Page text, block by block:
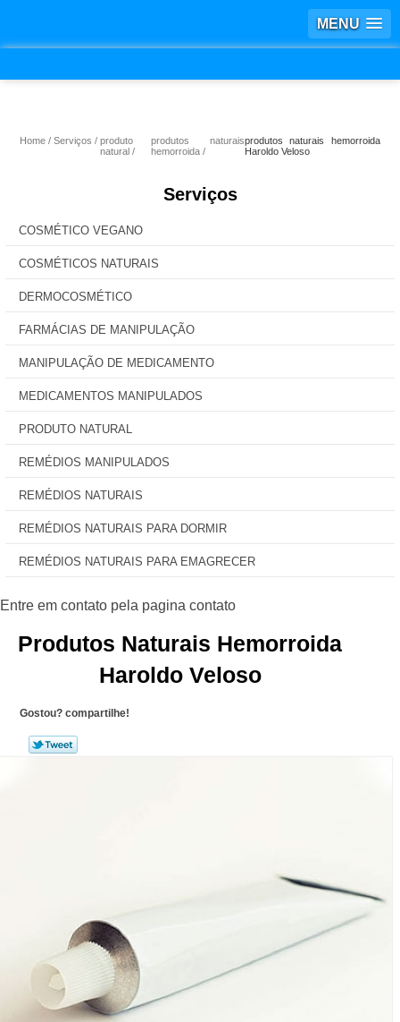
MENU
Home Serviços
produto
natural
produtos naturais
hemorroida
produtos naturais hemorroida
Haroldo Veloso
Serviços
COSMÉTICO VEGANO
COSMÉTICOS NATURAIS
DERMOCOSMÉTICO
FARMÁCIAS DE MANIPULAÇÃO
MANIPULAÇÃO DE MEDICAMENTO
MEDICAMENTOS MANIPULADOS
PRODUTO NATURAL
REMÉDIOS MANIPULADOS
REMÉDIOS NATURAIS
REMÉDIOS NATURAIS PARA DORMIR
REMÉDIOS NATURAIS PARA EMAGRECER
Produtos Naturais Hemorroida
Haroldo Veloso
Gostou? compartilhe!